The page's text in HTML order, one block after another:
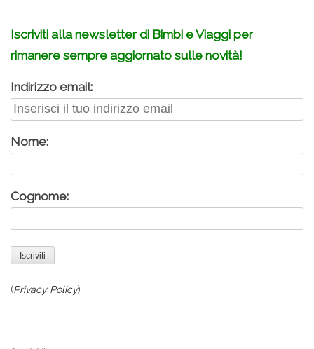
Iscriviti alla newsletter di Bimbi e Viaggi per
rimanere sempre aggiornato sulle novità!
Indirizzo email:
Nome:
Cognome:
(Privacy Policy)